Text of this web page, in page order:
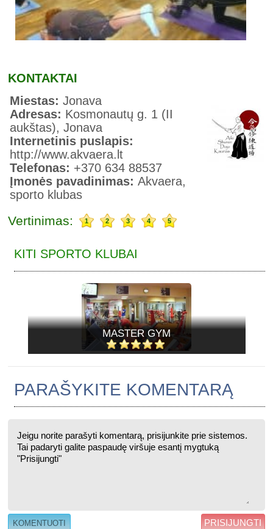
KONTAKTAI
Miestas:Jonava
Adresas: Kosmonautų g. 1 (II
aukštas), Jonava
Internetinis puslapis:
http://www.akvaera.lt
Telefonas: +370 634 88537
Įmonės pavadinimas:Akvaera,
sporto klubas
Vertinimas: 1 2 3 4 5
KITI SPORTO KLUBAI
MASTER GYM
PARAŠYKITE KOMENTARĄ
PRISIJUNGTI